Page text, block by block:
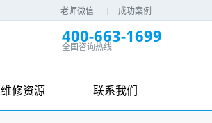
老师微信 成功案例
400-663-1699
全国咨询热线
维修资源 联系我们